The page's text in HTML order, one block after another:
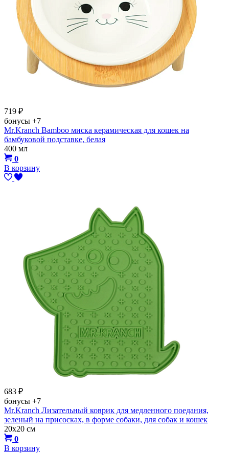
719 ₽
бонусы +7
Mr.Kranch Bamboo миска керамическая для кошек на
бамбуковой подставке, белая
400 мл
0
В корзину
683 ₽
бонусы +7
Mr.Kranch Лизательный коврик для медленного поедания,
зеленый на присосках, в форме собаки, для собак и кошек
20х20 см
0
В корзину